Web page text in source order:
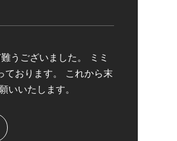
うございました。 ミミ
ております。 これから末
いいたします。